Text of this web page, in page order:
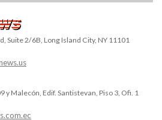
Suite 2/6B, Long Island City, NY 11101
y Malecón, Edif. Santistevan, Piso 3, Ofi. 1